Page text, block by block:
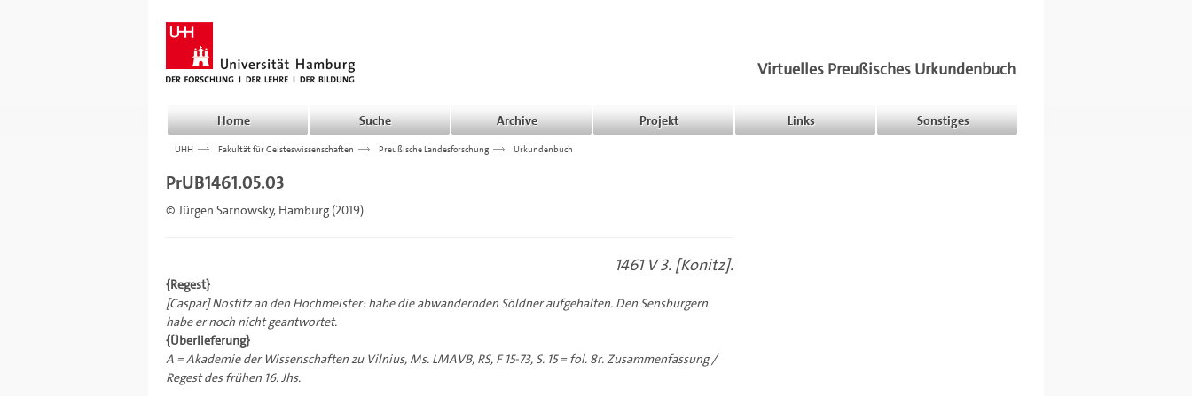
Virtuelles Preußisches Urkundenbuch
Home Suche Archive Projekt Links Sonstiges
UHH >>> Fakultät für Geisteswissenschaften >>> Preußische Landesforschung >>> Urkundenbuch
PrUB1461.05.03
© Jürgen Sarnowsky, Hamburg (2019)
1461 V 3. [Konitz].
{Regest}
[Caspar] Nostitz an den Hochmeister: habe die abwandernden Söldner aufgehalten. Den Sensburgern
habe er noch nicht geantwortet.
{Überlieferung}
A = Akademie der Wissenschaften zu Vilnius, Ms. LMAVB, RS, F 15-73, S. 15 = fol. 8r. Zusammenfassung /
Regest des frühen 16. Jhs.